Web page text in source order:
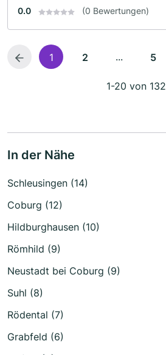
0.0 (0 Bewertungen)
1 2 ... 5
1-20 von 132
In der Nähe
Schleusingen (14)
Coburg (12)
Hildburghausen (10)
Römhild (9)
Neustadt bei Coburg (9)
Suhl (8)
Rödental (7)
Grabfeld (6)